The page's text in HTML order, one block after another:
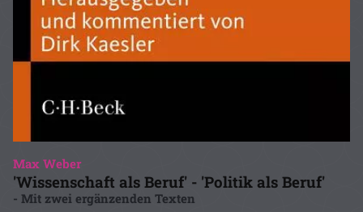
Max Weber
'Wissenschaft als Beruf' - 'Politik als Beruf'
- Mit zwei ergänzenden Texten